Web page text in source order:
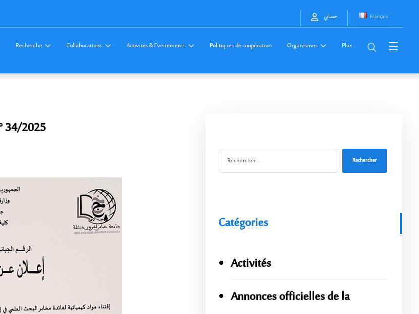
Français حسابي
Recherche Collaborations Activités & Evénements Politiques de coopération Organismes Plus
34/2025
Rechercher
Catégories
Activités
Annonces officielles de la